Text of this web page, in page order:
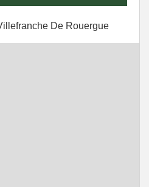
De Rouergue